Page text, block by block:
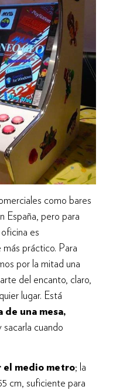
como bares
España, pero para
es
práctico. Para
por la mitad una
del encanto, claro,
lugar. Está
de una mesa,
sacarla cuando
el medio metro; la
cm, suficiente para